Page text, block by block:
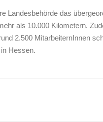
Landesbehörde das
als 10.000 Kilometern.
2.500 MitarbeiternInnen
Hessen.